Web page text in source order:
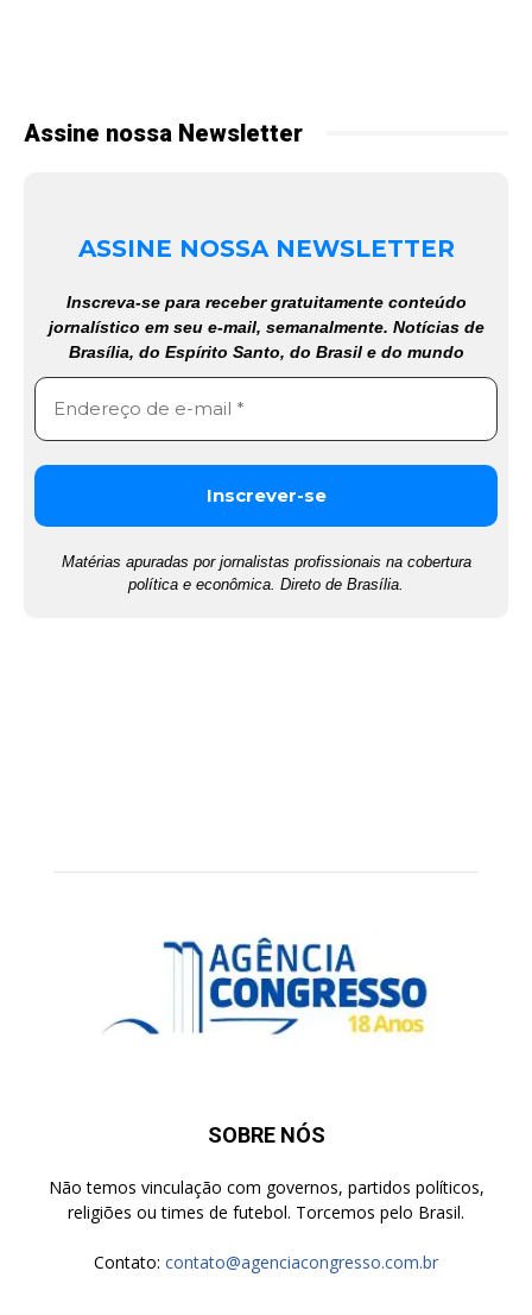
Assine nossa Newsletter
ASSINE NOSSA NEWSLETTER
Inscreva-se para receber gratuitamente conteúdo
jornalístico em seu e-mail, semanalmente. Notícias de
Brasília, do Espírito Santo, do Brasil e do mundo
Matérias apuradas por jornalistas profissionais na cobertura
política e econômica. Direto de Brasília.
SOBRE NÓS
Não temos vinculação com governos, partidos políticos,
religiões ou times de futebol. Torcemos pelo Brasil.
Contato: contato@agenciacongresso.com.br